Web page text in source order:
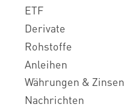
ETF
Derivate
Rohstoffe
Anleihen
Währungen & Zinsen
Nachrichten